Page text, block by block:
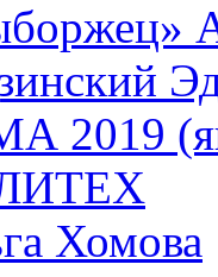
2019
Хомова